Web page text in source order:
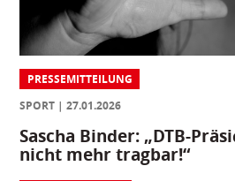
PRESSEMITTEILUNG
SPORT
27.01.2026
Sascha Binder: „DTB-
nicht mehr tragbar!“